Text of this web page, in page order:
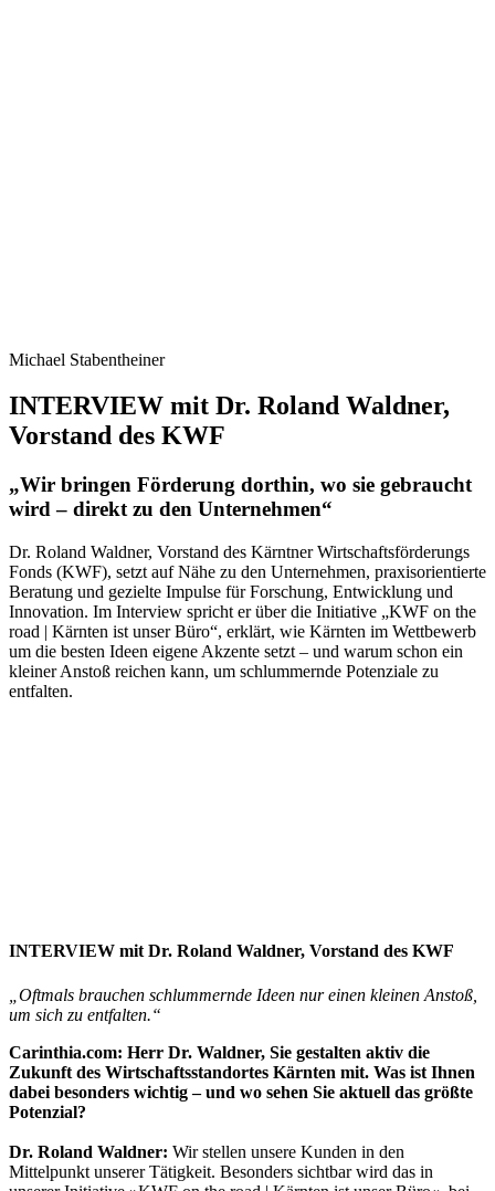
Michael Stabentheiner
INTERVIEW mit Dr. Roland Waldner,
Vorstand des KWF
„Wir bringen Förderung dorthin, wo sie gebraucht
wird – direkt zu den Unternehmen“
Dr. Roland Waldner, Vorstand des Kärntner Wirtschaftsförderungs
Fonds (KWF), setzt auf Nähe zu den Unternehmen, praxisorientierte
Beratung und gezielte Impulse für Forschung, Entwicklung und
Innovation. Im Interview spricht er über die Initiative „KWF on the
road | Kärnten ist unser Büro“, erklärt, wie Kärnten im Wettbewerb
um die besten Ideen eigene Akzente setzt – und warum schon ein
kleiner Anstoß reichen kann, um schlummernde Potenziale zu
entfalten.
INTERVIEW mit Dr. Roland Waldner, Vorstand des KWF
„Oftmals brauchen schlummernde Ideen nur einen kleinen Anstoß,
um sich zu entfalten.“
Carinthia.com: Herr Dr. Waldner, Sie gestalten aktiv die
Zukunft des Wirtschaftsstandortes Kärnten mit. Was ist Ihnen
dabei besonders wichtig – und wo sehen Sie aktuell das größte
Potenzial?
Dr. Roland Waldner: Wir stellen unsere Kunden in den
Mittelpunkt unserer Tätigkeit. Besonders sichtbar wird das in